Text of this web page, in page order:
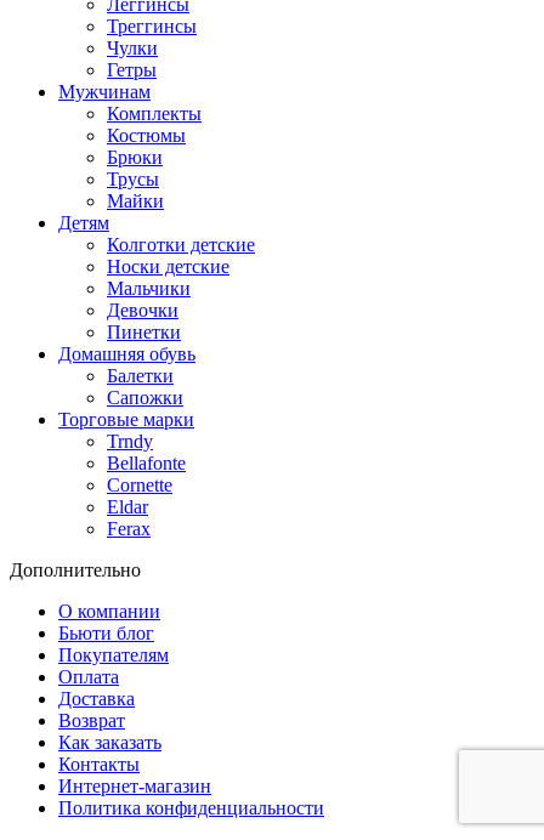
Леггинсы
Треггинсы
Чулки
Гетры
Мужчинам
Комплекты
Костюмы
Брюки
Трусы
Майки
Детям
Колготки детские
Носки детские
Мальчики
Девочки
Пинетки
Домашняя обувь
Балетки
Сапожки
Торговые марки
Trndy
Bellafonte
Cornette
Eldar
Ferax
Дополнительно
О компании
Бьюти блог
Покупателям
Оплата
Доставка
Возврат
Как заказать
Контакты
Интернет-магазин
Политика конфиденциальности